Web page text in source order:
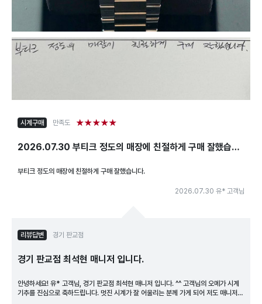
시계구매 만족도 ★★★★★
2026.07.30 부티크 정도의 매장에 친절하게 구매 잘했습니
부티크 정도의 매장에 친절하게 구매 잘했습니다.
2026.07.30 유* 고객님
리뷰답변 경기 판교점
경기 판교점 최석현 매니저 입니다.
안녕하세요! 유* 고객님, 경기 판교점 최석현 매니저 입니다. ^^ 고객님의 오메가 시계
기추를 진심으로 축하드립니다. 멋진 시계가 잘 어울리는 분께 가게 되어 저도 매니저로